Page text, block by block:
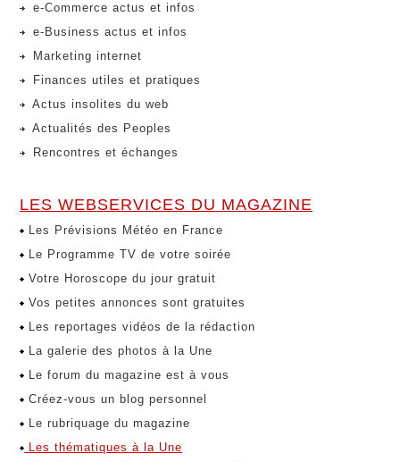
e-Commerce actus et infos
e-Business actus et infos
Marketing internet
Finances utiles et pratiques
Actus insolites du web
Actualités des Peoples
Rencontres et échanges
LES WEBSERVICES DU MAGAZINE
Les Prévisions Météo en France
Le Programme TV de votre soirée
Votre Horoscope du jour gratuit
Vos petites annonces sont gratuites
Les reportages vidéos de la rédaction
La galerie des photos à la Une
Le forum du magazine est à vous
Créez-vous un blog personnel
Le rubriquage du magazine
Les thématiques à la Une